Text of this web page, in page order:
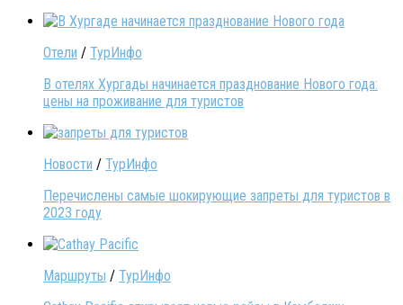
Отели / ТурИнфо
В отелях Хургады начинается празднование Нового года:
цены на проживание для туристов
Новости / ТурИнфо
Перечислены самые шокирующие запреты для туристов в
2023 году
Маршруты / ТурИнфо